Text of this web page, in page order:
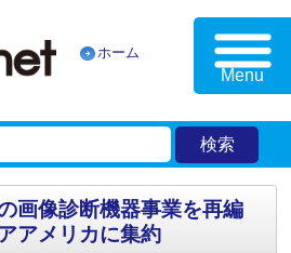
ホーム
Menu
画像診断機器事業を再編
アメリカに集約